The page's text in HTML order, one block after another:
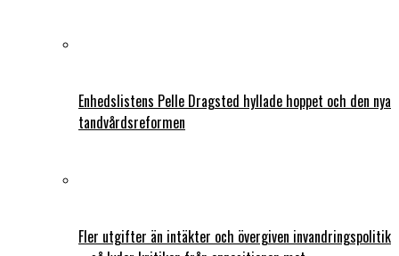
Enhedslistens Pelle Dragsted hyllade hoppet och den nya
tandvårdsreformen
Fler utgifter än intäkter och övergiven invandringspolitik